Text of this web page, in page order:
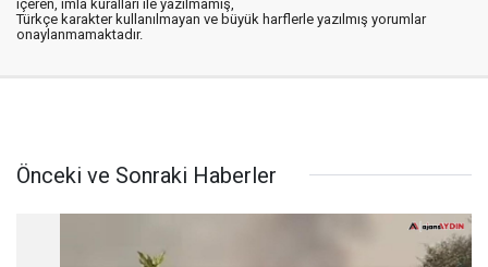
içeren, imla kuralları ile yazılmamış,
Türkçe karakter kullanılmayan ve büyük harflerle yazılmış yorumlar
onaylanmamaktadır.
Önceki ve Sonraki Haberler